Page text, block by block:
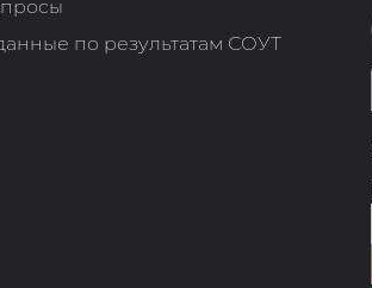
по результатам СОУТ